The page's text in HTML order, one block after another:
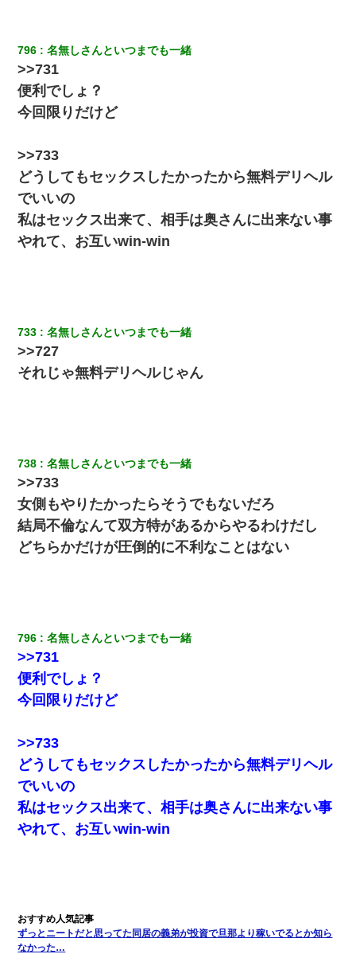
生保レディと行為する為に駆け引きしてみた結果ｗｗｗｗｗｗｗ
ｗｗｗｗｗ
【まぬけ】夫「離婚だ！」私「わかった。で？」夫「慰謝料
だ！」私「いいけど弁護士通して。私も請求する」夫「」
【戦争】不妊の俺嫁に弟嫁が2日間4歳児を託児 俺嫁はそこまで気
にしてなかったが、あまりにも子供が俺嫁に懐くので最後らへん
顔引きつってた → そして弟嫁が迎えに来た翌日…
旦那の元カノをSNSで探して写真を保存して顔面評価スレで写真
を晒してた。ほとんどがブスという評価の中で二人ほど意外に好
評価で苦々しく思った
元旦那から復縁要請。息子「最新型のiPhoneも買えない貧乏は嫌
だ、再婚して」私「なら父親と暮らせ」息子「やった＾＾」私
（もう手遅れだったんだな…）
【衝撃】嫁父の会社に勤続１０年、手取り１４万 → 俺「２２万も
らえる会社から誘われた。転職したい」義父「クビ！（激怒」嫁
「離婚！（激怒」
【考察】兄嫁急死の1年後、兄が引越すというので手伝いに行った
ら下着が入った引き出しの奥にとんでもないモノを見つけた
【驚愕】私「今まで育てた分のお金返してね(冗談)」息子「はい、
3000万円」→数年後。私「妹が病気になったから援助して欲し
い」→
妊娠中に「おいこのブタ女！てめー席譲れ！」と絡まれ腹を殴る
父親がくも膜下出血で突然ﾀﾋ。→母の貯金が0なことが判明。→母
「私を家に置いてほしい、どうか見捨てないで(土下座」俺・嫁
「…」
友人とふたりで山口に旅行した時の事。レンタカーを借りて山の
中の道を走っていたら、突然ガガッ！って音がして…
嫁の妹（26歳）がずっとウチに泊まりに来た結果→俺がヤバイｗ
ｗｗｗｗｗｗｗ
796 名無しさんといつまでも一緒
>>731
便利でしょ？
今回限りだけど
>>733
どうしてもセックスしたかったから無料デリヘル
でいいの
私はセックス出来て、相手は奥さんに出来ない事
やれて、お互いwin-win
733 名無しさんといつまでも一緒
>>727
それじゃ無料デリヘルじゃん
738 名無しさんといつまでも一緒
>>733
女側もやりたかったらそうでもないだろ
結局不倫なんて双方特があるからやるわけだし
どちらかだけが圧倒的に不利なことはない
796 名無しさんといつまでも一緒
>>731
便利でしょ？
今回限りだけど
>>733
どうしてもセックスしたかったから無料デリヘル
でいいの
私はセックス出来て、相手は奥さんに出来ない事
やれて、お互いwin-win
ずっとニートだと思ってた同居の義弟が投資で旦那より稼いでるとか知ら
なかった…